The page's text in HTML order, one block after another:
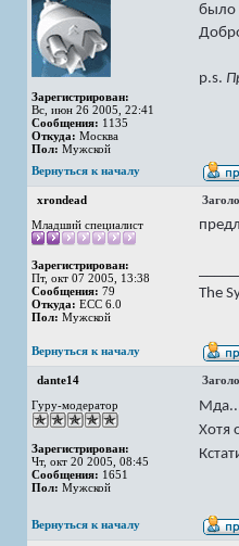
Зарегистрирован:
Вс, июн 26 2005, 22:41
Сообщения: 1135
Откуда: Москва
Пол: Мужской
было
p.s.
Вернуться к началу
xrondead
Младший специалист
Зарегистрирован:
Пт, окт 07 2005, 13:38
Сообщения: 79
Откуда: ECC 6.0
Пол: Мужской
The
Вернуться к началу
dante14
Гуру-модератор
Зарегистрирован:
Чт, окт 20 2005, 08:45
Сообщения: 1651
Пол: Мужской
Хотя
Вернуться к началу